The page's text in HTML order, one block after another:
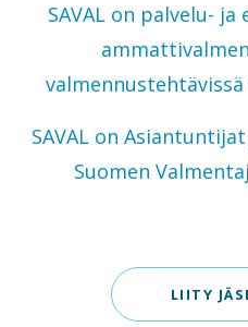
SAVAL on palvelu-
SAVAL on
Suomen
LIITY